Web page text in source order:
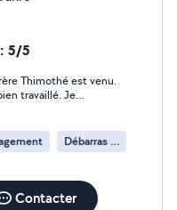
5/5
Thimothé est venu.
travaillé. Je
Débarras d'appartement
Contacter